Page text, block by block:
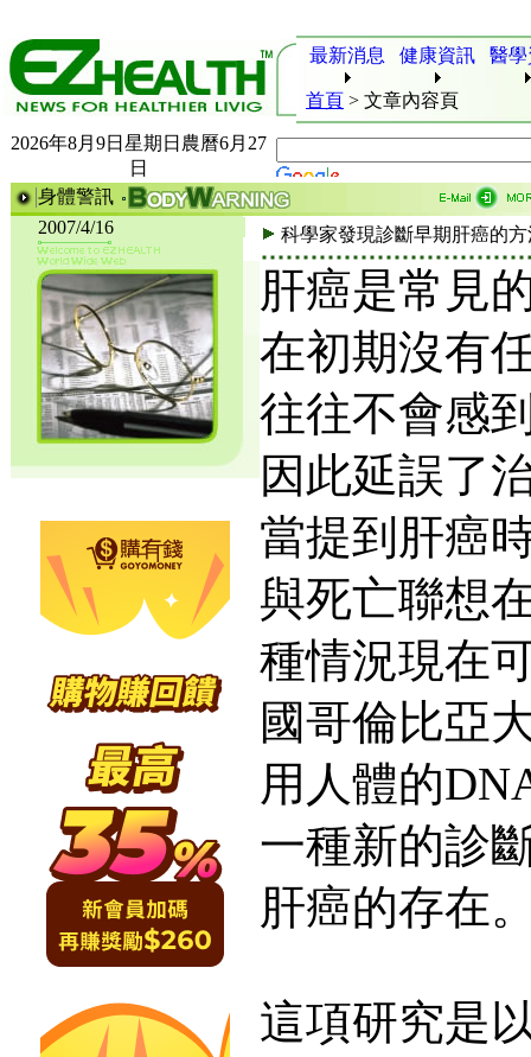
最新消息 健康資訊 醫
首頁 > 文章內容頁
2026年8月9日星期日農曆6月27
日
身體警訊
2007/4/16
科學家發現診斷早期肝癌的
肝癌是常見
在初期沒有
往往不會感
因此延誤了
當提到肝癌
與死亡聯想
種情況現在
國哥倫比亞
用人體的
一種新的診
肝癌的存在
這項研究是